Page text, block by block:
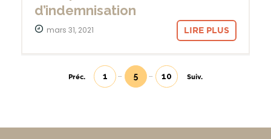
d’indemnisation
mars 31, 2021 LIRE PLUS
Préc. 1 5(current)
10 Suiv.